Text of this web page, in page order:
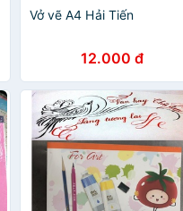
Vở vẽ A4 Hải Tiến
12.000 đ